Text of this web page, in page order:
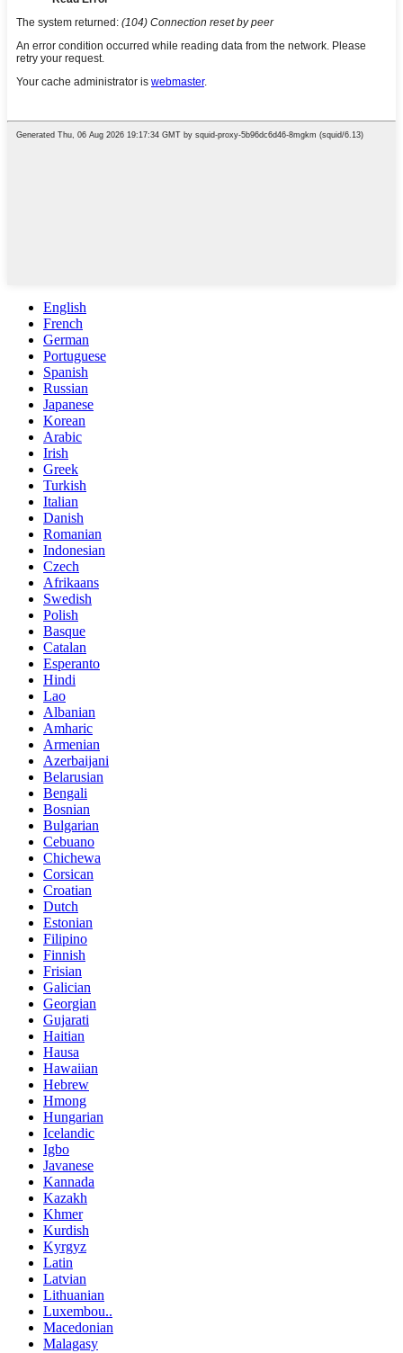
English
French
German
Portuguese
Spanish
Russian
Japanese
Korean
Arabic
Irish
Greek
Turkish
Italian
Danish
Romanian
Indonesian
Czech
Afrikaans
Swedish
Polish
Basque
Catalan
Esperanto
Hindi
Lao
Albanian
Amharic
Armenian
Azerbaijani
Belarusian
Bengali
Bosnian
Bulgarian
Cebuano
Chichewa
Corsican
Croatian
Dutch
Estonian
Filipino
Finnish
Frisian
Galician
Georgian
Gujarati
Haitian
Hausa
Hawaiian
Hebrew
Hmong
Hungarian
Icelandic
Igbo
Javanese
Kannada
Kazakh
Khmer
Kurdish
Kyrgyz
Latin
Latvian
Lithuanian
Luxembou..
Macedonian
Malagasy